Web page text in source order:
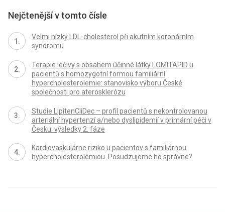
Nejčtenější v tomto čísle
Velmi nízký LDL-cholesterol při akutním koronárním
syndromu
Terapie léčivy s obsahem účinné látky LOMITAPID u
pacientů s homozygotní formou familiární
hypercholesterolemie: stanovisko výboru České
společnosti pro aterosklerózu
Studie LipitenCliDec – profil pacientů s nekontrolovanou
arteriální hypertenzí a/nebo dyslipidemií v primární péči v
Česku: výsledky 2. fáze
Kardiovaskulárne riziko u pacientov s familiárnou
hypercholesterolémiou. Posudzujeme ho správne?